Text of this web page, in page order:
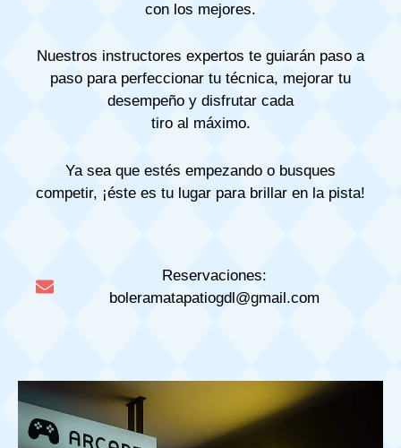
con los mejores.
Nuestros instructores expertos te guiarán paso a
paso para perfeccionar tu técnica, mejorar tu
desempeño y disfrutar cada
tiro al máximo.
Ya sea que estés empezando o busques
competir, ¡éste es tu lugar para brillar en la pista!
Reservaciones:
boleramatapatiogdl@gmail.com